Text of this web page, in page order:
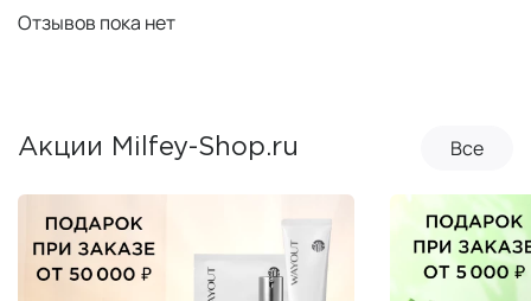
Отзывов пока нет
Акции Milfey-Shop.ru Все